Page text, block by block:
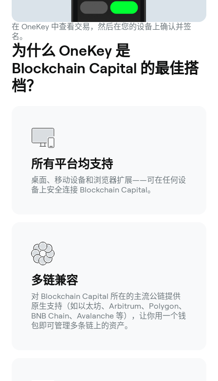
在 OneKey 中查看交易，然后在您的设备上确认并签
名。
为什么 OneKey 是
Blockchain Capital 的最佳搭
档？
所有平台均支持
桌面、移动设备和浏览器扩展——可在任何设
备上安全连接 Blockchain Capital。
多链兼容
对 Blockchain Capital 所在的主流公链提供
原生支持（如以太坊、Arbitrum、Polygon、
BNB Chain、Avalanche 等），让你用一个钱
包即可管理多条链上的资产。